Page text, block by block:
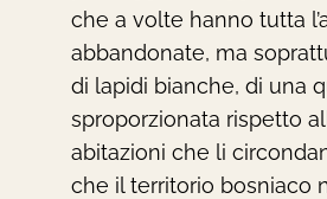
che a volte hanno tutta
abbandonate, ma
di lapidi bianche, di una
sproporzionata rispetto
abitazioni che li
che il territorio bosniaco